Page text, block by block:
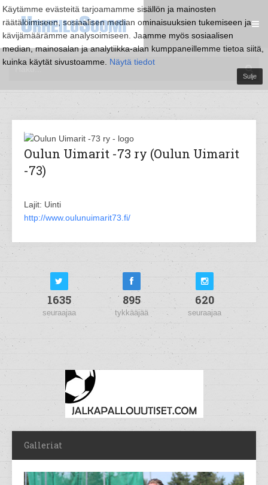
Käytämme evästeitä tarjoamamme sisällön ja mainosten
räätälöimiseen, sosiaalisen median ominaisuuksien tukemiseen ja
kävijämäärämme analysoimiseen. Jaamme myös sosiaalisen
median, mainosalan ja analytiikka-alan kumppaneillemme tietoa siitä,
kuinka käytät sivustoamme. Näytä tiedot
Sulje
Oulun Uimarit -73 ry (Oulun Uimarit
-73)
Lajit: Uinti
http://www.oulunuimarit73.fi/
1635
seuraajaa
895
tykkääjää
620
seuraajaa
Galleriat